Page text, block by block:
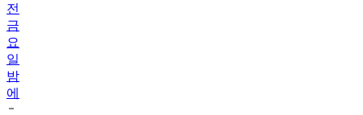
전
금
요
일
밤
에